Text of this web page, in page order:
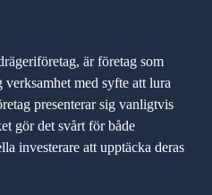
är företag som
med syfte att lura
presenterar sig vanligtvis
gör det svårt för både
investerare att upptäcka deras